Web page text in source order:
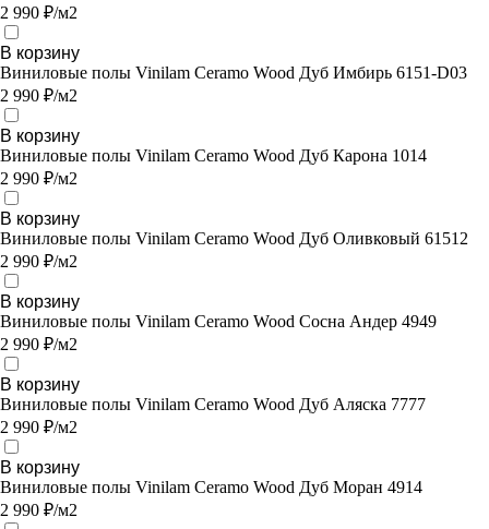
2 990 ₽/м2
В корзину
Виниловые полы Vinilam Ceramo Wood Дуб Имбирь 6151-D03
2 990 ₽/м2
В корзину
Виниловые полы Vinilam Ceramo Wood Дуб Карона 1014
2 990 ₽/м2
В корзину
Виниловые полы Vinilam Ceramo Wood Дуб Оливковый 61512
2 990 ₽/м2
В корзину
Виниловые полы Vinilam Ceramo Wood Сосна Андер 4949
2 990 ₽/м2
В корзину
Виниловые полы Vinilam Ceramo Wood Дуб Аляска 7777
2 990 ₽/м2
В корзину
Виниловые полы Vinilam Ceramo Wood Дуб Моран 4914
2 990 ₽/м2